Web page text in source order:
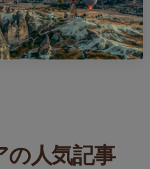
の人気記事